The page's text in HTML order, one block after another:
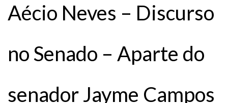
Aécio Neves – Discurso
no Senado – Aparte do
senador Jayme Campos